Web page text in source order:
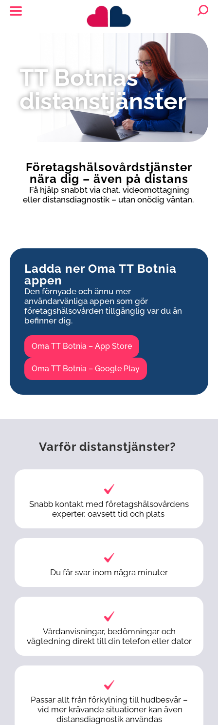
TT Botnias
distanstjänster
Företagshälsovårdstjänster
nära dig – även på distans
Få hjälp snabbt via chat, videomottagning
eller distansdiagnostik – utan onödig väntan.
Ladda ner Oma TT Botnia
appen
Den förnyade och ännu mer
användarvänliga appen som gör
företagshälsovården tillgänglig var du än
befinner dig.
Oma TT Botnia – App Store
Oma TT Botnia – Google Play
Varför distanstjänster?
Snabb kontakt med företagshälsovårdens
experter, oavsetttid och plats
Du får svar inom några minuter
Vårdanvisningar, bedömningar och
vägledning direkt till din telefon eller dator
Passar allt från förkylning till hudbesvär –
vid mer krävande situationer kan även
distansdiagnostik användas